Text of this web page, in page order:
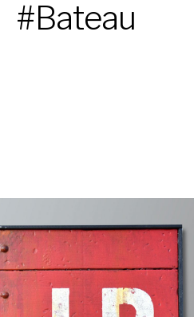
#Bateau